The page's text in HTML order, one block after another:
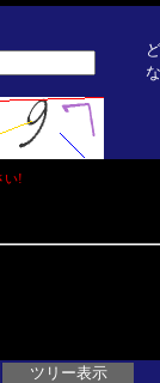
い!
ツリー表示